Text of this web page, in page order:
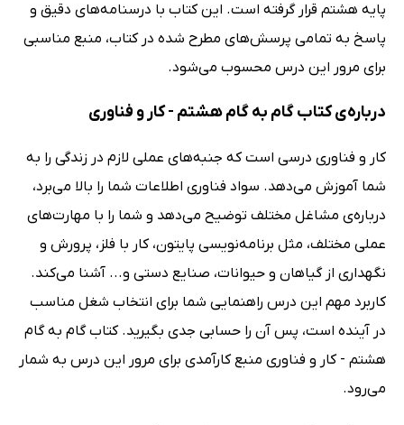
پایه هشتم قرار گرفته است. این کتاب با درسنامه‌های دقیق و
پاسخ به تمامی پرسش‌های مطرح شده در کتاب، منبع مناسبی
برای مرور این درس محسوب می‌شود.
درباره‌ی کتاب گام به گام هشتم - کار و فناوری
کار و فناوری درسی است که جنبه‌های عملی لازم در زندگی را به
شما آموزش می‌دهد. سواد فناوری اطلاعات شما را بالا می‌برد،
درباره‌ی مشاغل مختلف توضیح می‌دهد و شما را با مهارت‌های
عملی مختلف، مثل برنامه‌نویسی پایتون، کار با فلز، پرورش و
نگهداری از گیاهان و حیوانات، صنایع دستی و... آشنا می‌کند.
کاربرد مهم این درس راهنمایی شما برای انتخاب شغل مناسب
در آینده است، پس آن را حسابی جدی بگیرید. کتاب گام به گام
هشتم - کار و فناوری منبع کارآمدی برای مرور این درس به شمار
می‌رود.